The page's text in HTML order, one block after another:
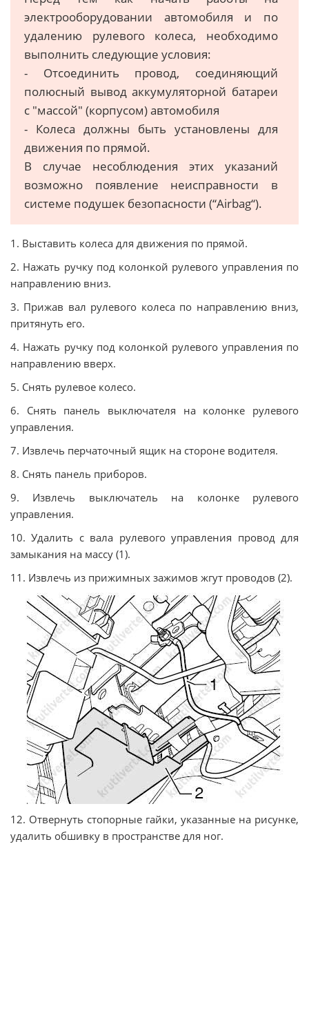
электрооборудовании автомобиля и по
удалению рулевого колеса, необходимо
выполнить следующие условия:
- Отсоединить провод, соединяющий
полюсный вывод аккумуляторной батареи
с "массой" (корпусом) автомобиля
- Колеса должны быть установлены для
движения по прямой.
В случае несоблюдения этих указаний
возможно появление неисправности в
системе подушек безопасности (“Аirbag“).
1. Выставить колеса для движения по прямой.
2. Нажать ручку под колонкой рулевого управления по
направлению вниз.
3. Прижав вал рулевого колеса по направлению вниз,
притянуть его.
4. Нажать ручку под колонкой рулевого управления по
направлению вверх.
5. Снять рулeвoe кoлeco.
6. Снять панель выключателя на колонке рулевого
управления.
7. Извлечь перчаточный ящик на стороне водителя.
8. Снять панель приборов.
9. Извлечь выключатель на колонке рулевого
управления.
10. Удалить с вала рулевого управления провод для
замыкания на массу (1).
11. Извлечь из прижимных зажимов жгут проводов (2).
12. Отвернуть стопорные гайки, указанные на рисунке,
удалить обшивку в пространстве для ног.